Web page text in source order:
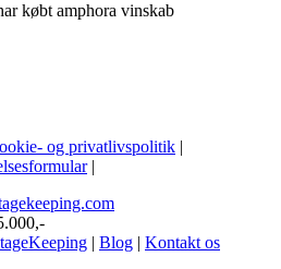
købt amphora vinskab
og privatlivspolitik |
|
| Blog | Kontakt os